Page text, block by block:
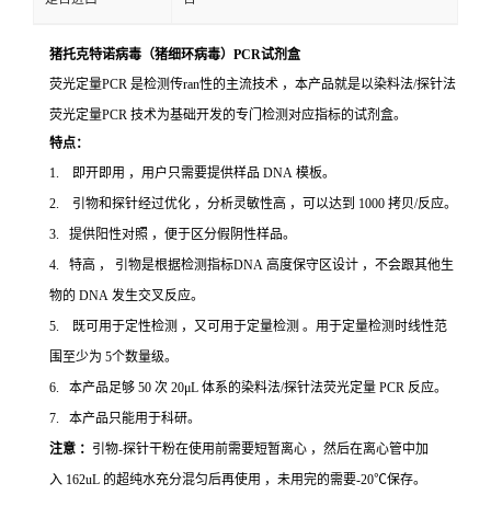
猪托克特诺病毒（猪细环病毒）PCR试剂盒
荧光定量PCR 是检测传ran性的主流技术 ，本产品就是以染料法/探针法
荧光定量PCR 技术为基础开发的专门检测对应指标的试剂盒。
特点：
1. 即开即用 ，用户只需要提供样品 DNA 模板。
2. 引物和探针经过优化 ，分析灵敏性高 ，可以达到 1000 拷贝/反应。
3. 提供阳性对照 ，便于区分假阴性样品。
4. 特高 ， 引物是根据检测指标DNA 高度保守区设计 ，不会跟其他生
物的 DNA 发生交叉反应。
5. 既可用于定性检测 ，又可用于定量检测 。用于定量检测时线性范
围至少为 5个数量级。
6. 本产品足够 50 次 20μL 体系的染料法/探针法荧光定量 PCR 反应。
7. 本产品只能用于科研。
注意 ： 引物-探针干粉在使用前需要短暂离心 ，然后在离心管中加
入 162uL 的超纯水充分混匀后再使用 ，未用完的需要-20℃保存。